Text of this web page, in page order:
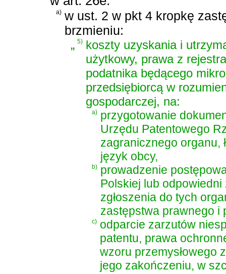
a) w ust. 2 w pkt 4 kropkę
brzmieniu:
„5) koszty uzyskania i
użytkowy, prawa z
podatnika będącego
przedsiębiorcą w
gospodarczej, na:
a) przygotowanie
Urzędu Patentowego
zagranicznego organu,
język obcy,
b) prowadzenie
Polskiej lub
zgłoszenia do tych
zastępstwa prawnego i
c) odparcie zarzutów
patentu, prawa
wzoru przemysłowego
jego zakończeniu, w